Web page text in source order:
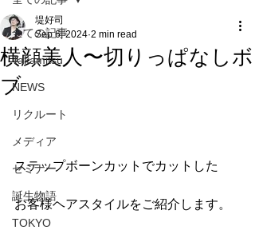
全ての記事
Takamitsu
NEWS
リクルート
メディア
セミナー
誕生物語
TOKYO
横顔美人〜切りっぱなしボ
ブ
堤好司
Sep 6, 2024 2 min read
ステップボーンカットでカットした
お客様ヘアスタイルをご紹介します。